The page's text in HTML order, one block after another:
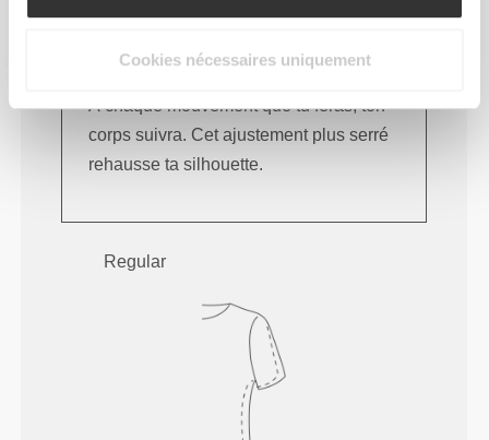
Cookies nécessaires uniquement
À chaque mouvement que tu feras, ton
corps suivra. Cet ajustement plus serré
rehausse ta silhouette.
Regular